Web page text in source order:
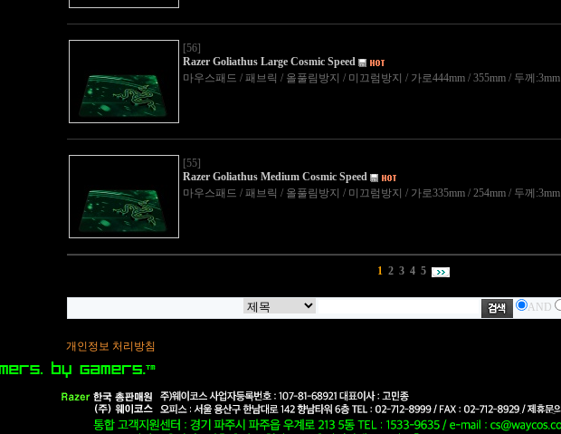
[56]
Razer Goliathus Large Cosmic Speed
마우스패드 / 패브릭 / 올풀림방지 / 미끄럼방지 / 가로444mm / 355mm / 두께:3mm
[55]
Razer Goliathus Medium Cosmic Speed
마우스패드 / 패브릭 / 올풀림방지 / 미끄럼방지 / 가로335mm / 254mm / 두께:3mm
1 2 3 4 5
AND
개인정보 처리방침